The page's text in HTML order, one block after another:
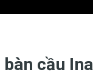
bàn cầu